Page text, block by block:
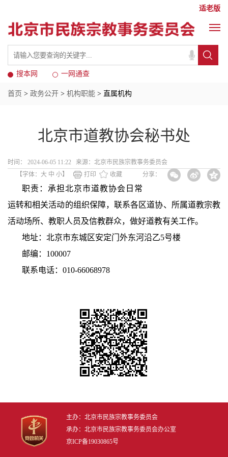
适老版
搜本网 一网通查
首页 > 政务公开 > 机构职能 > 直属机构
北京市道教协会秘书处
时间： 2024-06-05 11:22 来源：北京市民族宗教事务委员会
分享：
【字体： 大 中 小】 打印 收藏
职责：承担北京市道教协会日常
运转和相关活动的组织保障，联系各区道协、所属道教宗教
活动场所、教职人员及信教群众，做好道教有关工作。
地址：北京市东城区安定门外东河沿乙5号楼
邮编：100007
联系电话：010-66068978
主办：北京市民族宗教事务委员会
承办：北京市民族宗教事务委员会办公室
京ICP备19030865号